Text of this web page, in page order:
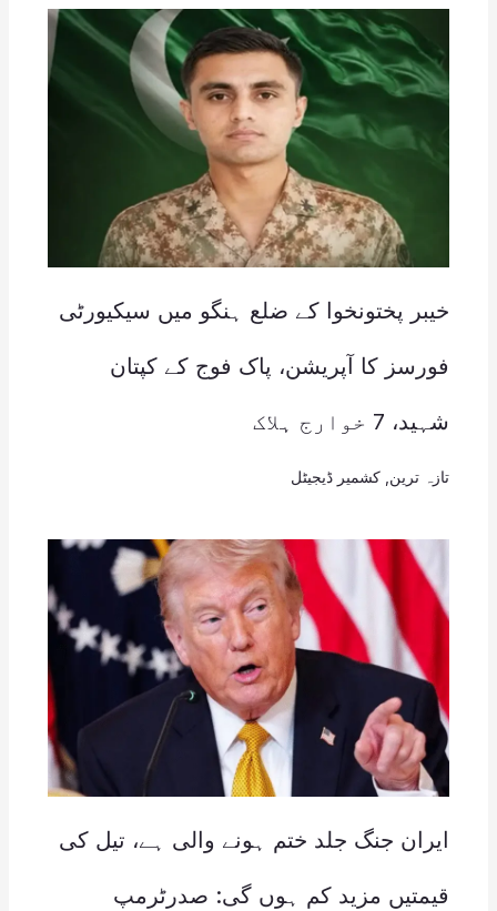
خیبر پختونخوا کے ضلع ہنگو میں سیکیورٹی
فورسز کا آپریشن، پاک فوج کے کپتان
شہید، 7 خوارج ہلاک
تازہ ترین کشمیر ڈیجیٹل
ایران جنگ جلد ختم ہونے والی ہے، تیل کی
قیمتیں مزید کم ہوں گی: صدرٹرمپ